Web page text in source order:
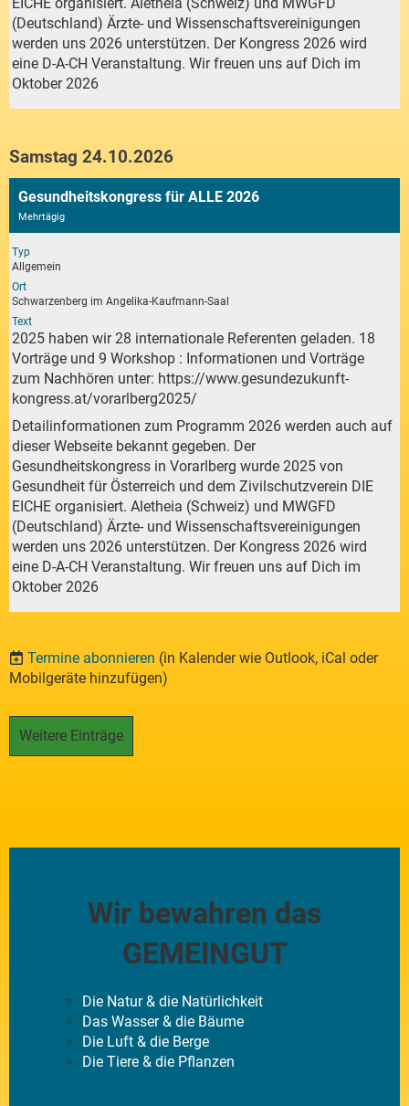
(Deutschland) Ärzte- und Wissenschaftsvereinigungen
werden uns 2026 unterstützen. Der Kongress 2026 wird
eine D-A-CH Veranstaltung. Wir freuen uns auf Dich im
Oktober 2026
Samstag 24.10.2026
Gesundheitskongress für ALLE 2026
Mehrtägig
Typ
Allgemein
Ort
Schwarzenberg im Angelika-Kaufmann-Saal
Text
2025 haben wir 28 internationale Referenten geladen. 18
Vorträge und 9 Workshop : Informationen und Vorträge
zum Nachhören unter: https://www.gesundezukunft-
kongress.at/vorarlberg2025/
Detailinformationen zum Programm 2026 werden auch auf
dieser Webseite bekannt gegeben. Der
Gesundheitskongress in Vorarlberg wurde 2025 von
Gesundheit für Österreich und dem Zivilschutzverein DIE
EICHE organisiert. Aletheia (Schweiz) und MWGFD
(Deutschland) Ärzte- und Wissenschaftsvereinigungen
werden uns 2026 unterstützen. Der Kongress 2026 wird
eine D-A-CH Veranstaltung. Wir freuen uns auf Dich im
Oktober 2026
Termine abonnieren (in Kalender wie Outlook, iCal oder
Mobilgeräte hinzufügen)
Weitere Einträge
Wir bewahren das
GEMEINGUT
Die Natur & die Natürlichkeit
Das Wasser & die Bäume
Die Luft & die Berge
Die Tiere & die Pflanzen